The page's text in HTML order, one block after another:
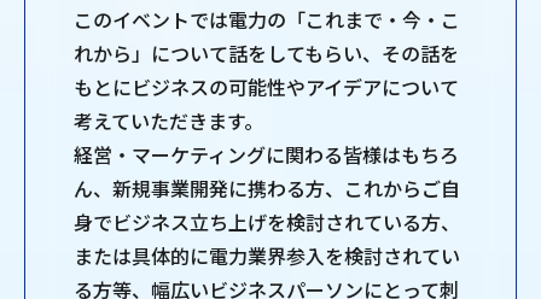
このイベントでは電力の「これまで・今・こ
れから」について話をしてもらい、その話を
もとにビジネスの可能性やアイデアについて
考えていただきます。
経営・マーケティングに関わる皆様はもちろ
ん、新規事業開発に携わる方、これからご自
身でビジネス立ち上げを検討されている方、
または具体的に電力業界参入を検討されてい
る方等、幅広いビジネスパーソンにとって刺